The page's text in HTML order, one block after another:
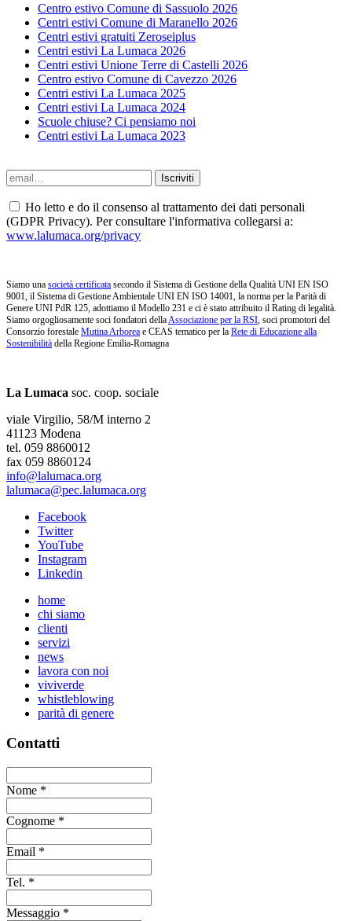
Centro estivo Comune di Sassuolo 2026
Centri estivi Comune di Maranello 2026
Centri estivi gratuiti Zeroseiplus
Centri estivi La Lumaca 2026
Centri estivi Unione Terre di Castelli 2026
Centro estivo Comune di Cavezzo 2026
Centri estivi La Lumaca 2025
Centri estivi La Lumaca 2024
Scuole chiuse? Ci pensiamo noi
Centri estivi La Lumaca 2023
Ho letto e do il consenso al trattamento dei dati personali
(GDPR Privacy). Per consultare l'informativa collegarsi a:
www.lalumaca.org/privacy
Siamo una società certificata secondo il Sistema di Gestione della Qualità UNI EN ISO
9001, il Sistema di Gestione Ambientale UNI EN ISO 14001, la norma per la Parità di
Genere UNI PdR 125, adottiamo il Modello 231 e ci è stato attribuito il Rating di legalità.
Siamo orgogliosamente soci fondatori della Associazione per la RSI , soci promotori del
Consorzio forestale Mutina Arborea e CEAS tematico per la Rete di Educazione alla
Sostenibilità della Regione Emilia-Romagna
La Lumaca soc. coop. sociale
viale Virgilio, 58/M interno 2
41123 Modena
tel. 059 8860012
fax 059 8860124
info@lalumaca.org
lalumaca@pec.lalumaca.org
Facebook
Twitter
YouTube
Instagram
Linkedin
home
chi siamo
clienti
servizi
news
lavora con noi
viviverde
whistleblowing
parità di genere
Contatti
Nome *
Cognome *
Email *
Tel. *
Messaggio *